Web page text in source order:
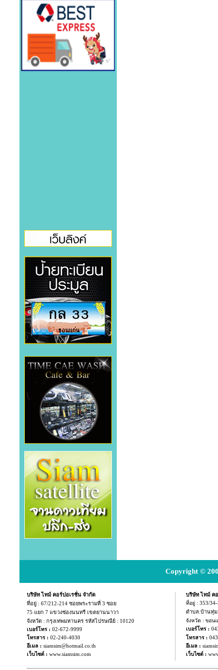
Copyright ©
บริษัท ไทม์ คอร์ปอเรชั่น จำกัด
ที่อยู่ : 67/212-214 ซอยพระรามที่ 3 ซอย
75 แยก 7 แขวงช่องนนทรี เขตยานนาวา
จังหวัด : กรุงเทพมหานคร รหัสไปรษณีย์ : 10120
เบอร์โทร : 02-672-9999
โทรสาร : 02-240-4030
อีเมล : siamsim@hotmail.co.th
เว็บไซต์ : www.siamsim.com
บริษัท ไทม์ ค
ที่อยู่ : 353/
ตำบล.บ้านทุ่
จังหวัด : ขอน
เบอร์โทร :
โทรสาร :
อีเมล :
เว็บไซต์ :